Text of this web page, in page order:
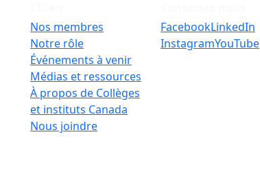
Nos membres
Notre rôle
Événements à venir
Médias et ressources
À propos de Collèges
et instituts Canada
Nous joindre
FacebookLinkedIn
InstagramYouTube